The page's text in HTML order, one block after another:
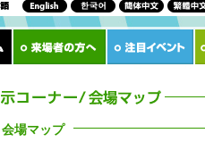
会場マップ